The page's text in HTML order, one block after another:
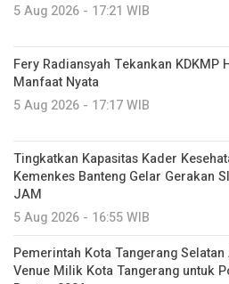
5 Aug 2026 - 17:21 WIB
Fery Radiansyah Tekankan KDKMP
Manfaat Nyata
5 Aug 2026 - 17:17 WIB
Tingkatkan Kapasitas Kader
Kemenkes Banteng Gelar Gerakan
JAM
5 Aug 2026 - 16:55 WIB
Pemerintah Kota Tangerang
Venue Milik Kota Tangerang untuk